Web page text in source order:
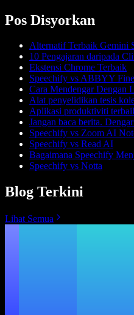
Pos Disyorkan
Alternatif Terbaik Gemini
10 Pengajaran daripada
Ekstensi Chrome Terbaik
Speechify vs ABBYY
Cara Mendengar Dengan
Alat penyelidikan tesis
Aplikasi produktiviti
Jangan baca berita.
Speechify vs Zoom AI
Speechify vs Read AI
Bagaimana Speechify
Speechify vs Notta
Blog Terkini
Lihat Semua